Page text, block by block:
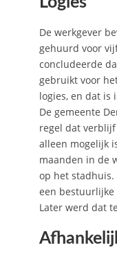
De werkgever
gehuurd voor
concludeerde
gebruikt voor
logies, en dat is
De gemeente
regel dat verblijf
alleen mogelijk
maanden in de
op het
een bestuurlijke
Later werd dat